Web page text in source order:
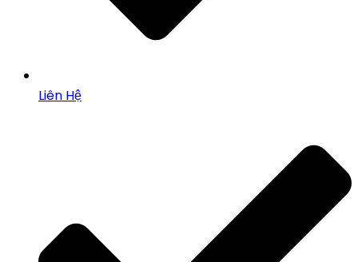
Liên Hệ